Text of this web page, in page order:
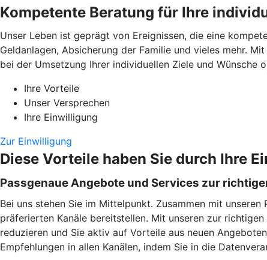
Kompetente Beratung für Ihre
Unser Leben ist geprägt von Ereignissen, die eine
Geldanlagen, Absicherung der Familie und vieles mehr.
bei der Umsetzung Ihrer individuellen Ziele und Wünsche
Ihre Vorteile
Unser Versprechen
Ihre Einwilligung
Zur Einwilligung
Diese Vorteile haben Sie durch Ihre
Passgenaue Angebote und Services zur
Bei uns stehen Sie im Mittelpunkt. Zusammen mit
präferierten Kanäle bereitstellen. Mit unseren zur
reduzieren und Sie aktiv auf Vorteile aus neuen
Empfehlungen in allen Kanälen, indem Sie in die